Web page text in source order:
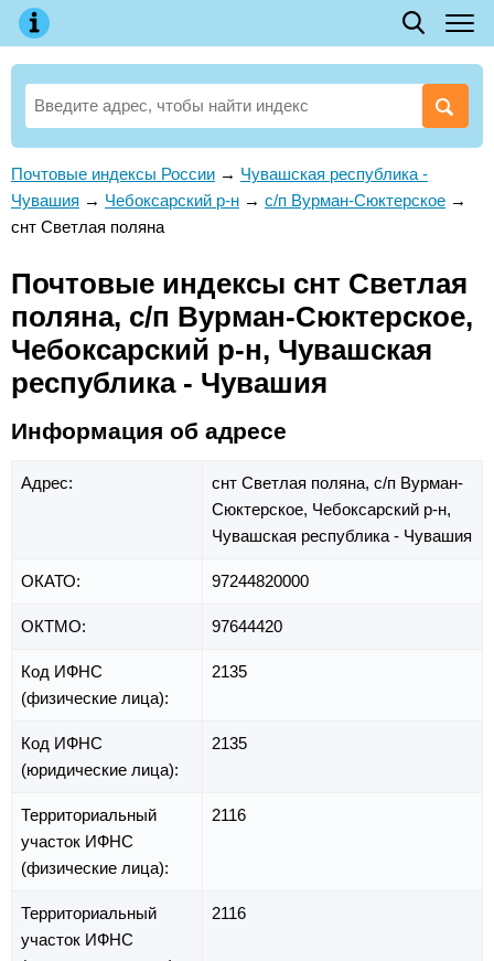
Почтовые индексы России → Чувашская республика -
Чувашия → Чебоксарский р-н → с/п Вурман-Сюктерское →
снт Светлая поляна
Почтовые индексы снт Светлая
поляна, с/п Вурман-Сюктерское,
Чебоксарский р-н, Чувашская
республика - Чувашия
Информация об адресе
Адрес: снт Светлая поляна, с/п Вурман-
Сюктерское, Чебоксарский р-н,
Чувашская республика - Чувашия
ОКАТО: 97244820000
ОКТМО: 97644420
Код ИФНС
(физические лица):
2135
Код ИФНС
(юридические лица):
2135
Территориальный
участок ИФНС
(физические лица):
2116
Территориальный
участок ИФНС
2116